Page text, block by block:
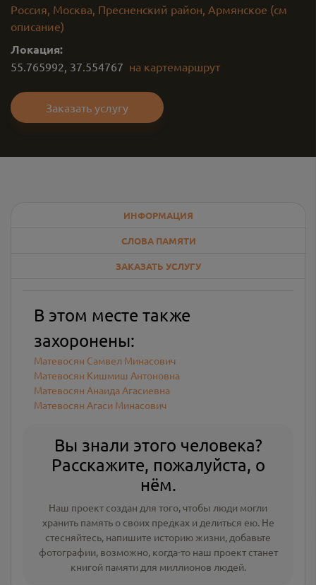
Россия, Москва, Пресненский район, Армянское (см
описание)
Локация:
55.765992, 37.554767 на картемаршрут
Заказать услугу
ИНФОРМАЦИЯ
СЛОВА ПАМЯТИ
ЗАКАЗАТЬ УСЛУГУ
В этом месте также
захоронены:
Матевосян Самвел Минасович
Матевосян Кишмиш Антоновна
Матевосян Анаида Агасиевна
Матевосян Агаси Минасович
Вы знали этого человека?
Расскажите, пожалуйста, о
нём.
Наш проект создан для того, чтобы люди могли
хранить память о своих предках и делиться ею. Не
стесняйтесь, напишите историю жизни, добавьте
фотографии, возможно, когда-то наш проект станет
книгой памяти для миллионов людей.